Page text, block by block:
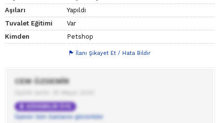
Aşıları
Yapıldı
Tuvalet Eğitimi
Var
Kimden
Petshop
İlanı Şikayet Et / Hata Bildir
CEM ÖZDEMİR
Üyenin tüm ilanlarını görüntüle